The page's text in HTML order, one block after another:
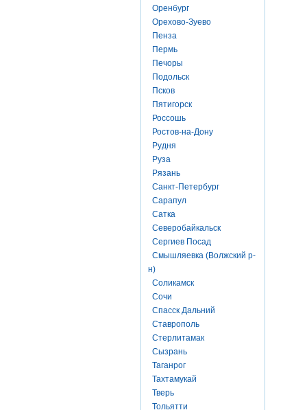
Оренбург
Орехово-Зуево
Пенза
Пермь
Печоры
Подольск
Псков
Пятигорск
Россошь
Ростов-на-Дону
Рудня
Руза
Рязань
Санкт-Петербург
Сарапул
Сатка
Северобайкальск
Сергиев Посад
Смышляевка (Волжский р-
н)
Соликамск
Сочи
Спасск Дальний
Ставрополь
Стерлитамак
Сызрань
Таганрог
Тахтамукай
Тверь
Тольятти